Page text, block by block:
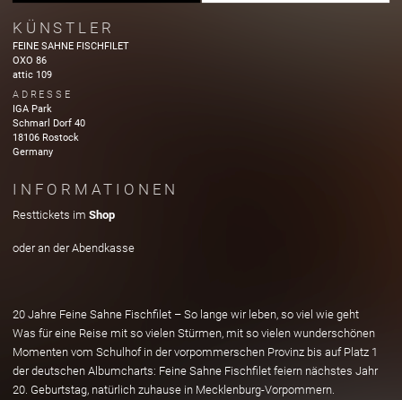
KÜNSTLER
FEINE SAHNE FISCHFILET
OXO 86
attic 109
ADRESSE
IGA Park
Schmarl Dorf 40
18106 Rostock
Germany
INFORMATIONEN
Resttickets im Shop
oder an der Abendkasse
20 Jahre Feine Sahne Fischfilet – So lange wir leben, so viel wie geht
Was für eine Reise mit so vielen Stürmen, mit so vielen wunderschönen
Momenten vom Schulhof in der vorpommerschen Provinz bis auf Platz 1
der deutschen Albumcharts: Feine Sahne Fischfilet feiern nächstes Jahr
20. Geburtstag, natürlich zuhause in Mecklenburg-Vorpommern.